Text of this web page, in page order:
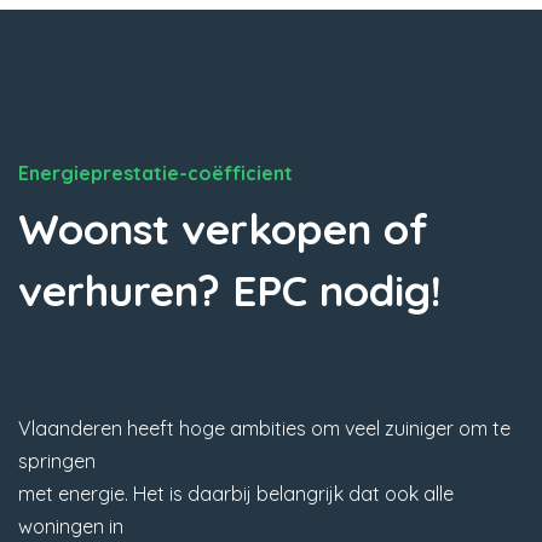
Energieprestatie-coëfficient
Woonst verkopen of
verhuren? EPC nodig!
Vlaanderen heeft hoge ambities om veel zuiniger om te
springen
met energie. Het is daarbij belangrijk dat ook alle
woningen in